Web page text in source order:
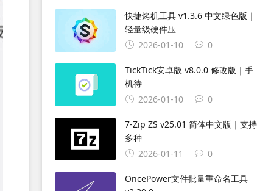
快捷烤机工具 v1.3.6 中文绿色版｜
轻量级硬件压
2026-01-10
0
TickTick安卓版 v8.0.0 修改版｜手
机待
2026-01-10
0
7-Zip ZS v25.01 简体中文版｜支持
多种
2026-01-11
0
OncePower文件批量重命名工具